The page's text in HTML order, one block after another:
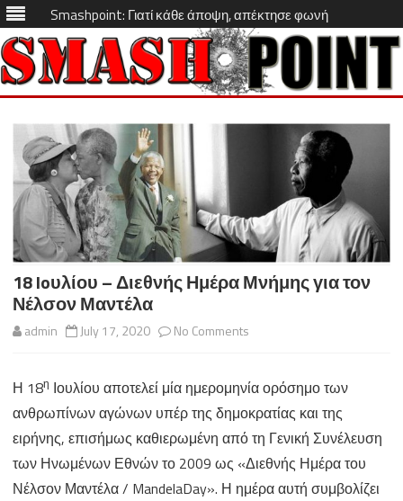
Smashpoint: Γιατί κάθε άποψη, απέκτησε φωνή
Skip
content
18 Ioυλίου – Διεθνής Ημέρα Μνήμης για τον
Νέλσον Μαντέλα
admin July 17, 2020 No Comments
Ioυλίου
–
Διεθνής
Ημέρα
Η 18η Ιουλίου αποτελεί μία ημερομηνία ορόσημο των
ανθρωπίνων αγώνων υπέρ της δημοκρατίας και της
ειρήνης, επισήμως καθιερωμένη από τη Γενική Συνέλευση
των Ηνωμένων Εθνών το 2009 ως «Διεθνής Ημέρα του
Νέλσον Μαντέλα / MandelaDay». Η ημέρα αυτή συμβολίζει